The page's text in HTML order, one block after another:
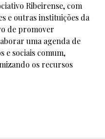
Ribeirense, com
e outras instituições da
de promover
uma agenda de
e sociais comum,
os recursos